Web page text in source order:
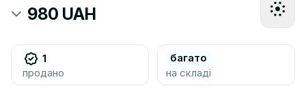
980 UAH
1
продано
багато
на складі